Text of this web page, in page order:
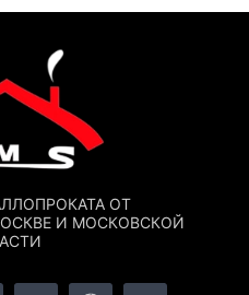
ОТ
И МОСКОВСКОЙ